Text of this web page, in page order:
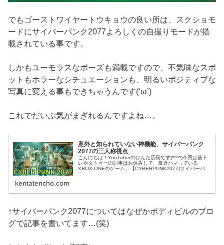
でもゴーストワイヤートウキョウの良い所は、スクショモ
ードにサイバーパンク2077よろしくの自撮りモードが搭
載されている事です。
しかもユーモラスなポーズも満載ですので、不気味なスポ
ットもホラーなシチュエーションも、明るいポジティブな
写真に変える事もできちゃうんです(‘ω’)
これでだいぶ気がまぎれるんですよね…。
意外と知られていない神機能、サイバーパンク
2077の三人称視点
こんにちは！YouTuberのけんた店長です(*^^*)今回は筋ト
レやタトゥーの記事はお休みして、最近ハマっている
XBOX ONEのゲーム、【CYBERPUNK2077(サイバーパン
kentatencho.com
↑サイバーパンク2077についてはなぜかボディビルのブロ
グで記事を書いてます…(笑)